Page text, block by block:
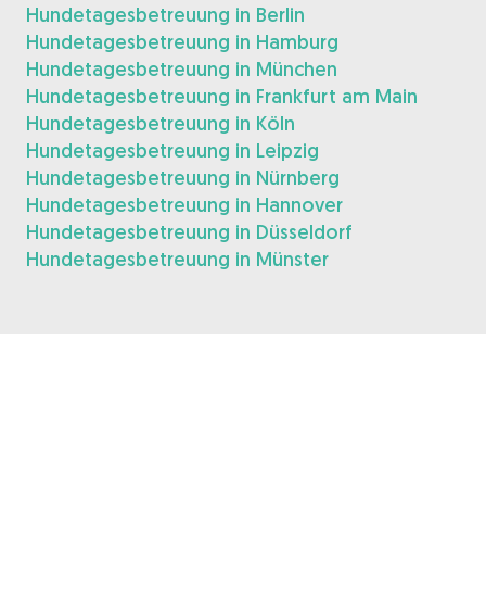
Hundetagesbetreuung in Berlin
Hundetagesbetreuung in Hamburg
Hundetagesbetreuung in München
Hundetagesbetreuung in Frankfurt am Main
Hundetagesbetreuung in Köln
Hundetagesbetreuung in Leipzig
Hundetagesbetreuung in Nürnberg
Hundetagesbetreuung in Hannover
Hundetagesbetreuung in Düsseldorf
Hundetagesbetreuung in Münster